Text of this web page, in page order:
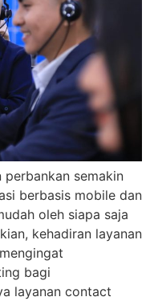
perbankan semakin
berbasis mobile dan
oleh siapa saja
kehadiran layanan
bagi
layanan contact